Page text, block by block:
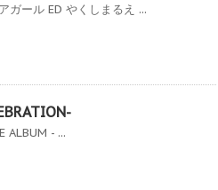
ガール ED やくしまるえ ...
ALBUM - ...